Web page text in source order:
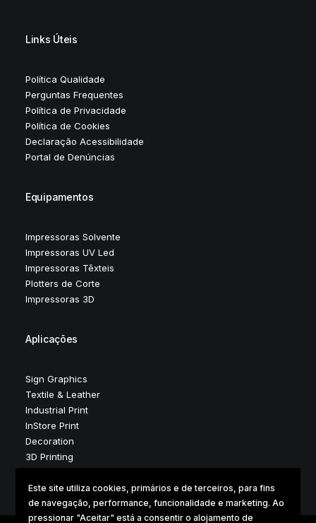
Links Úteis
Política Qualidade
Perguntas Frequentes
Política de Privacidade
Política de Cookies
Declaração Acessibilidade
Portal de Denúncias
Equipamentos
Impressoras Solvente
Impressoras UV Led
Impressoras Têxteis
Plotters de Corte
Impressoras 3D
Aplicações
Sign Graphics
Textile & Leather
Industrial Print
InStore Print
Decoration
3D Printing
Este site utiliza cookies, primários e de terceiros, para fins
de navegação, performance, funcionalidade e marketing. Ao
pressionar "Aceitar" está a consentir o alojamento de